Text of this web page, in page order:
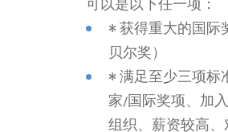
• 获得重大的国
贝尔奖）
• 满足至少三项标
家/国际奖项、加